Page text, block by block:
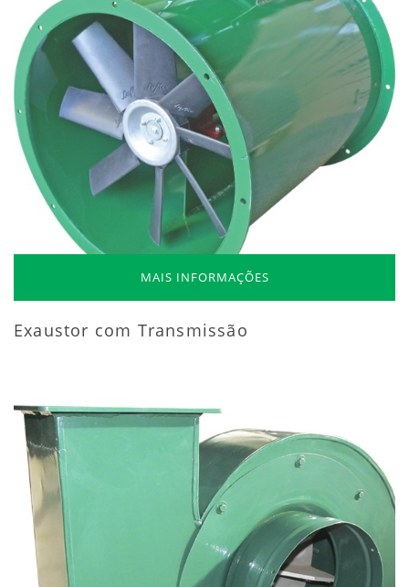
MAIS INFORMAÇÕES
Exaustor com Transmissão